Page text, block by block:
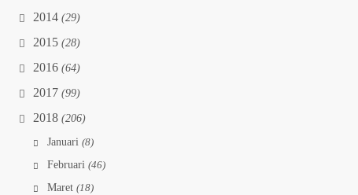
2014(29)
2015(28)
2016(64)
2017(99)
2018(206)
Januari(8)
Februari(46)
Maret(18)